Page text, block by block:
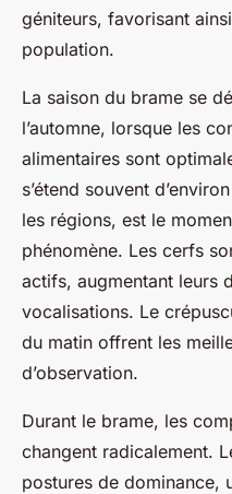
géniteurs, favorisant
population.
La saison du brame se
l’automne, lorsque les
alimentaires sont
s’étend souvent
les régions, est le
phénomène. Les cerfs
actifs, augmentant leurs
vocalisations. Le
du matin offrent les
d’observation.
Durant le brame, les
changent radicalement.
postures de dominance,